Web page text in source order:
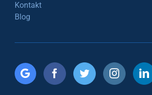
Kontakt
Blog